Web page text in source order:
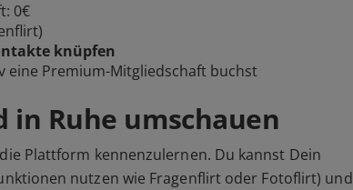
0€
knüpfen
eine Premium-Mitgliedschaft buchst
Ruhe umschauen
Plattform kennenzulernen. Du kannst Dein
nutzen wie Fragenflirt oder Fotoflirt) und